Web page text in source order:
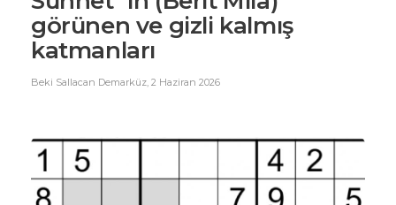
görünen ve gizli kalmış
katmanları
Beki Sallacan Demarküz 2 Haziran 2026